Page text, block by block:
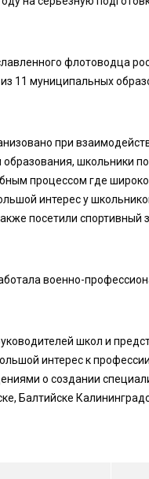
флотоводца
11 муниципальных
при
школьники
процессом где
интерес у
посетили спортивный
военно-
школ и
интерес к
о создании
Балтийске